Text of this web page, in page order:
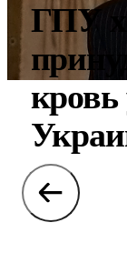
ГПУ
кровь